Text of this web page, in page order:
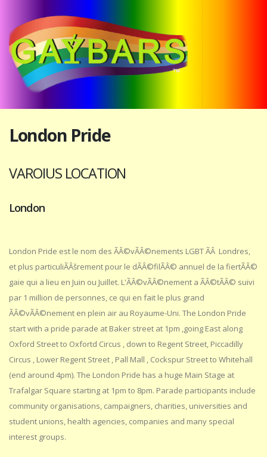
London Pride
VAROIUS LOCATION
London
London Pride est le nom des ÃÂ©vÃÂ©nements LGBT ÃÂ Londres,
et plus particuliÃÂšrement pour le dÃÂ©filÃÂ© annuel de la fiertÃÂ©
gaie qui a lieu en Juin ou Juillet. L'ÃÂ©vÃÂ©nement a ÃÂ©tÃÂ© suivi
par 1 million de personnes, ce qui en fait le plus grand
ÃÂ©vÃÂ©nement en plein air au Royaume-Uni. The London Pride
start with a pride parade at Baker street at 1pm ,going East along
Oxford Street to Oxfortd Circus , down to Regent Street, Piccadilly
Circus , Lower Regent Street , Pall Mall , Cockspur Street to Whitehall
(end around 4pm). The London Pride has a huge Main Stage at
Trafalgar Square starting at 1pm to 8pm. Parade participants include
community organisations, campaigners, charities, universities and
student unions, health agencies, companies and many special
interest groups.